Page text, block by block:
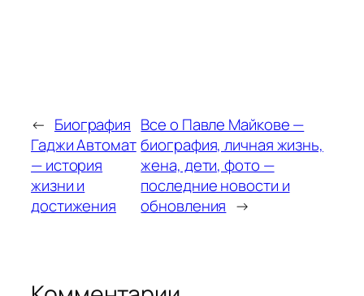
← Биография
Гаджи Автомат
— история
жизни и
достижения
Все о Павле Майкове —
биография, личная жизнь,
жена, дети, фото —
последние новости и
обновления →